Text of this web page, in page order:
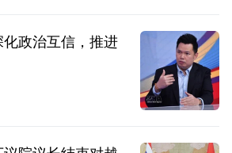
政治互信，推进